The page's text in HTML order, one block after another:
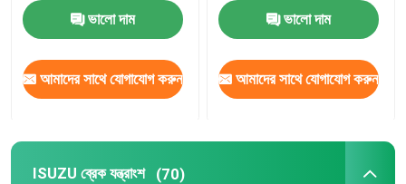
ভালো দাম
আমাদের সাথে যোগাযোগ করুন
ভালো দাম
আমাদের সাথে যোগাযোগ করুন
ISUZU ব্রেক যন্ত্রাংশ (70)